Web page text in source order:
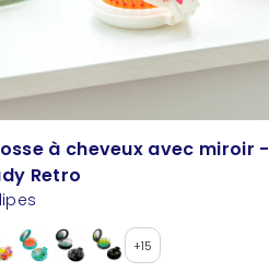
à cheveux avec miroir -
Retro
+15